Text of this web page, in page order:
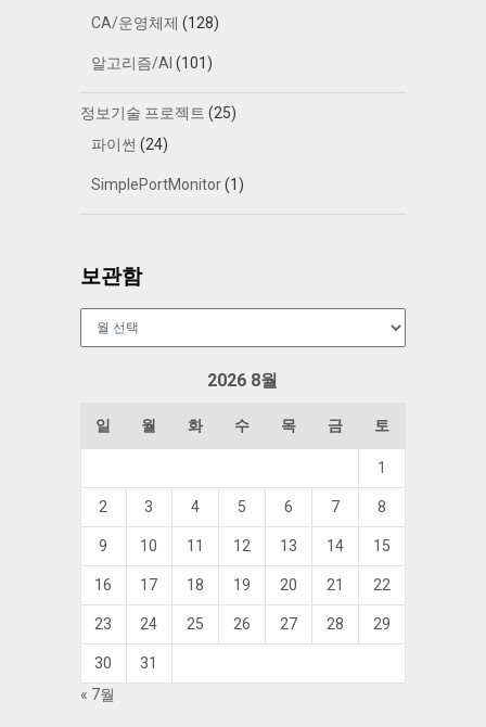
CA/운영체제 (128)
알고리즘/AI (101)
정보기술 프로젝트 (25)
파이썬 (24)
SimplePortMonitor(1)
보관함
2026 8월
일 월 화 수 목 금 토
1
2 3 4 5 6 7 8
9 10 11 12 13 14 15
16 17 18 19 20 21 22
23 24 25 26 27 28 29
30
31
« 7월